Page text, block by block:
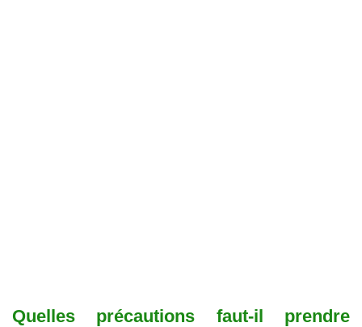
Quelles précautions faut-il prendre